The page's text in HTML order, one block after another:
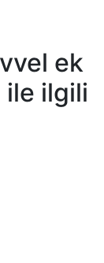
ek
ile ilgili